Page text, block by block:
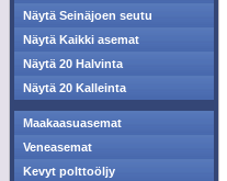
Näytä Seinäjoen seutu
Näytä Kaikki asemat
Näytä 20 Halvinta
Näytä 20 Kalleinta
Maakaasuasemat
Veneasemat
Kevyt polttoöljy